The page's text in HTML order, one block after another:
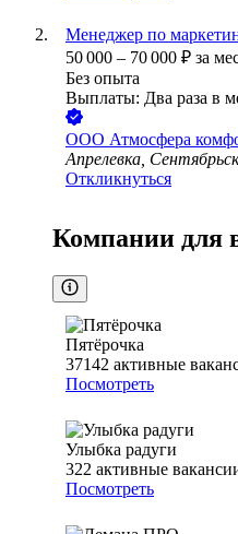
Менеджер по
50 000 – 70 000 ₽ за
Без опыта
Выплаты: Два раза в
ООО Атмосфера
Апрелевка,
Откликнуться
Компании для
Пятёрочка
37142 активные
Посмотреть
Улыбка радуги
322 активные
Посмотреть